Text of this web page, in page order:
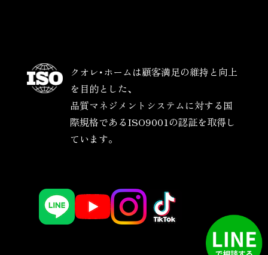
クオレ･ホームは顧客満足の維持と向上
を目的とした、
品質マネジメントシステムに対する国
際規格であるISO9001の認証を取得し
ています。